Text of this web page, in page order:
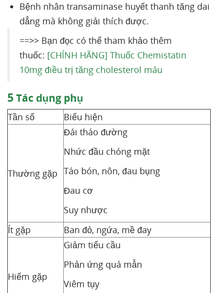
Bệnh nhân transaminase huyết thanh tăng dai
dẳng mà không giải thích được.
==>> Bạn đọc có thể tham khảo thêm
thuốc: [CHÍNH HÃNG] Thuốc Chemistatin
10mg điều trị tăng cholesterol máu
5 Tác dụng phụ
Tần số Biểu hiện
Thường gặp
Đái tháo đường
Nhức đầu chóng mặt
Táo bón, nôn, đau bụng
Đau cơ
Suy nhược
Ít gặp
Ban đỏ, ngứa, mề đay
Hiếm gặp
Giảm tiểu cầu
Phản ứng quá mẫn
Viêm tụy